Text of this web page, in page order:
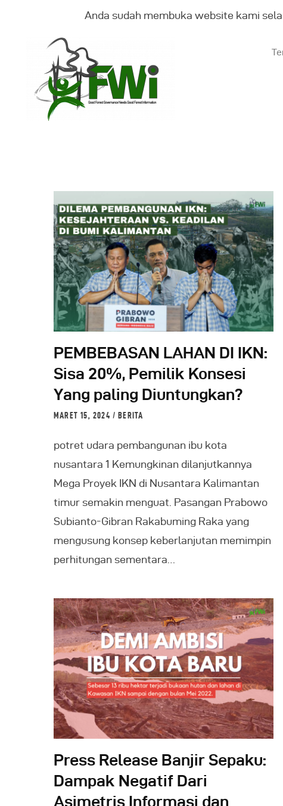
Anda sudah membuka website kami
PEMBEBASAN LAHAN DI IKN:
Sisa 20%, Pemilik Konsesi
Yang paling Diuntungkan?
MARET 15, 2024 BERITA
potret udara pembangunan ibu kota
nusantara 1 Kemungkinan dilanjutkannya
Mega Proyek IKN di Nusantara Kalimantan
timur semakin menguat. Pasangan Prabowo
Subianto-Gibran Rakabuming Raka yang
mengusung konsep keberlanjutan memimpin
perhitungan sementara…
Press Release Banjir Sepaku:
Dampak Negatif Dari
Asimetris Informasi dan